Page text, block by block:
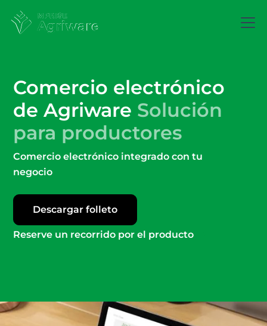
Comercio electrónico
de Agriware Solución
para productores
Comercio electrónico integrado con tu
negocio
Descargar folleto
Reserve un recorrido por el producto